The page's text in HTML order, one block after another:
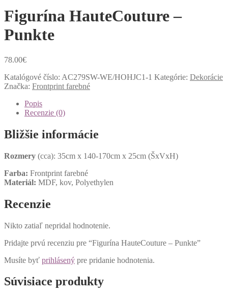
Figurína HauteCouture –
Punkte
78.00€
Katalógové číslo: AC279SW-WE/HOHJC1-1 Kategórie: Dekorácie
Značka: Frontprint farebné
Popis
Recenzie (0)
Bližšie informácie
Rozmery (cca): 35cm x 140-170cm x 25cm (ŠxVxH)
Farba: Frontprint farebné
Materiál: MDF, kov, Polyethylen
Recenzie
Nikto zatiaľ nepridal hodnotenie.
Pridajte prvú recenziu pre “Figurína HauteCouture – Punkte”
Musíte byť prihlásený pre pridanie hodnotenia.
Súvisiace produkty